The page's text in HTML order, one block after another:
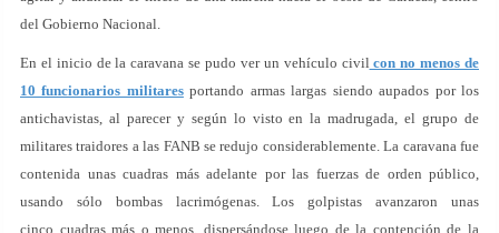
del Gobierno Nacional.
En el inicio de la caravana se pudo ver un vehículo civil con no menos de
10 funcionarios militaresportando armas largas siendo aupados por los
antichavistas, al parecer y según lo visto en la madrugada, el grupo de
militares traidores a las FANB se redujo considerablemente. La caravana fue
contenida unas cuadras más adelante por las fuerzas de orden público,
usando sólo bombas lacrimógenas. Los golpistas avanzaron unas
cinco cuadras más o menos, dispersándose luego de la contención de la